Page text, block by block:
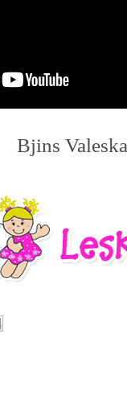
Bjins Valeska